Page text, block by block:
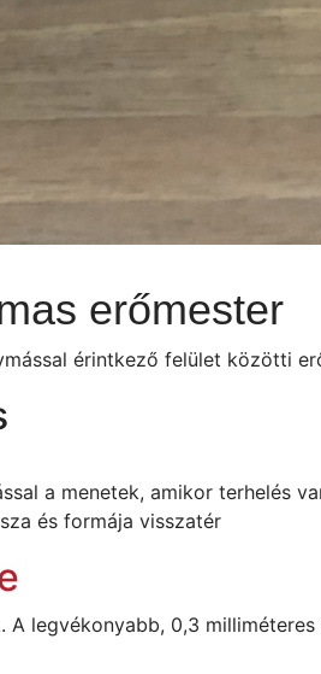
erőmester
érintkező felület közötti
a menetek, amikor terhelés
és formája visszatér
A legvékonyabb, 0,3